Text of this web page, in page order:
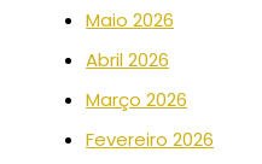
Maio 2026
Abril 2026
Março 2026
Fevereiro 2026